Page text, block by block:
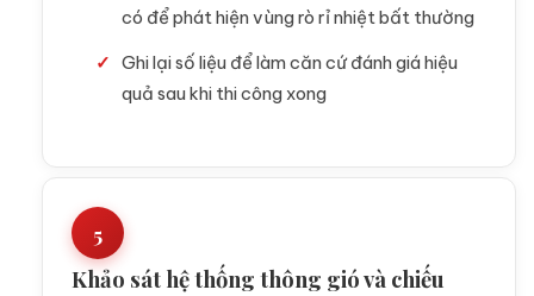
có để phát hiện vùng rò rỉ nhiệt bất thường
Ghi lại số liệu để làm căn cứ đánh giá hiệu
quả sau khi thi công xong
5
Khảo sát hệ thống thông gió và chiếu